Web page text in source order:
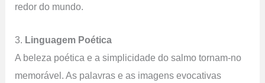
redor do mundo.
3. Linguagem Poética
A beleza poética e a simplicidade do salmo tornam-no
memorável. As palavras e as imagens evocativas